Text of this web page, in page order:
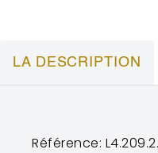
LA DESCRIPTION
Référence: